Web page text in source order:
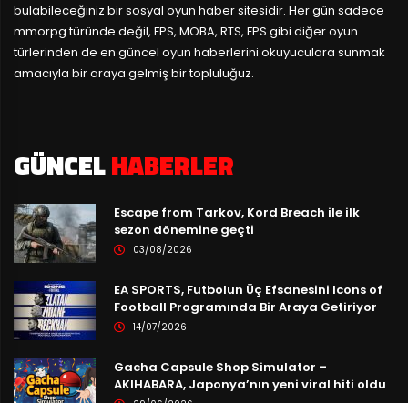
bulabileceğiniz bir sosyal oyun haber sitesidir. Her gün sadece
mmorpg türünde değil, FPS, MOBA, RTS, FPS gibi diğer oyun
türlerinden de en güncel oyun haberlerini okuyuculara sunmak
amacıyla bir araya gelmiş bir topluluğuz.
GÜNCELHABERLER
Escape from Tarkov, Kord Breach ile ilk
sezon dönemine geçti
03/08/2026
EA SPORTS, Futbolun Üç Efsanesini Icons of
Football Programında Bir Araya Getiriyor
14/07/2026
Gacha Capsule Shop Simulator –
AKIHABARA, Japonya’nın yeni viral hiti oldu